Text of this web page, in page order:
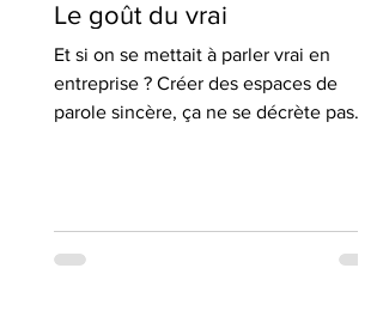
Le goût du vrai
Et si on se mettait à parler vrai en
entreprise ? Créer des espaces de
parole sincère, ça ne se décrète pas. Ça